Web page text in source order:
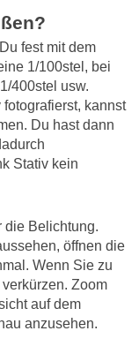
fest mit dem
1/100stel, bei
400stel usw.
kannst
Du hast dann
Stativ kein
die Belichtung.
öffnen die
Wenn Sie zu
Zoom
auf dem
anzusehen.